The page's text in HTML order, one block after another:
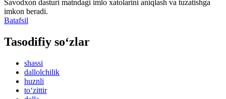
Savodxon dasturi matndagi imlo xatolarini aniqlash va tuzatishga
imkon beradi.
Batafsil
Tasodifiy so‘zlar
shassi
dallolchilik
huznli
to‘zittir